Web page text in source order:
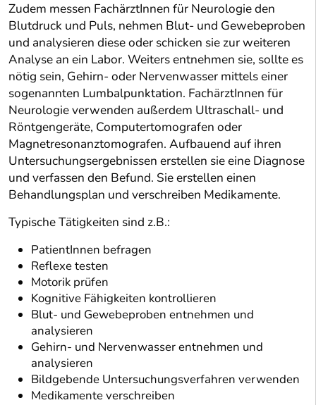
Zudem messen FachärztInnen für Neurologie den
Blutdruck und Puls, nehmen Blut- und Gewebeproben
und analysieren diese oder schicken sie zur weiteren
Analyse an ein Labor. Weiters entnehmen sie, sollte es
nötig sein, Gehirn- oder Nervenwasser mittels einer
sogenannten Lumbalpunktation. FachärztInnen für
Neurologie verwenden außerdem Ultraschall- und
Röntgengeräte, Computertomografen oder
Magnetresonanztomografen. Aufbauend auf ihren
Untersuchungsergebnissen erstellen sie eine Diagnose
und verfassen den Befund. Sie erstellen einen
Behandlungsplan und verschreiben Medikamente.
Typische Tätigkeiten sind z.B.:
PatientInnen befragen
Reflexe testen
Motorik prüfen
Kognitive Fähigkeiten kontrollieren
Blut- und Gewebeproben entnehmen und
analysieren
Gehirn- und Nervenwasser entnehmen und
analysieren
Bildgebende Untersuchungsverfahren verwenden
Medikamente verschreiben